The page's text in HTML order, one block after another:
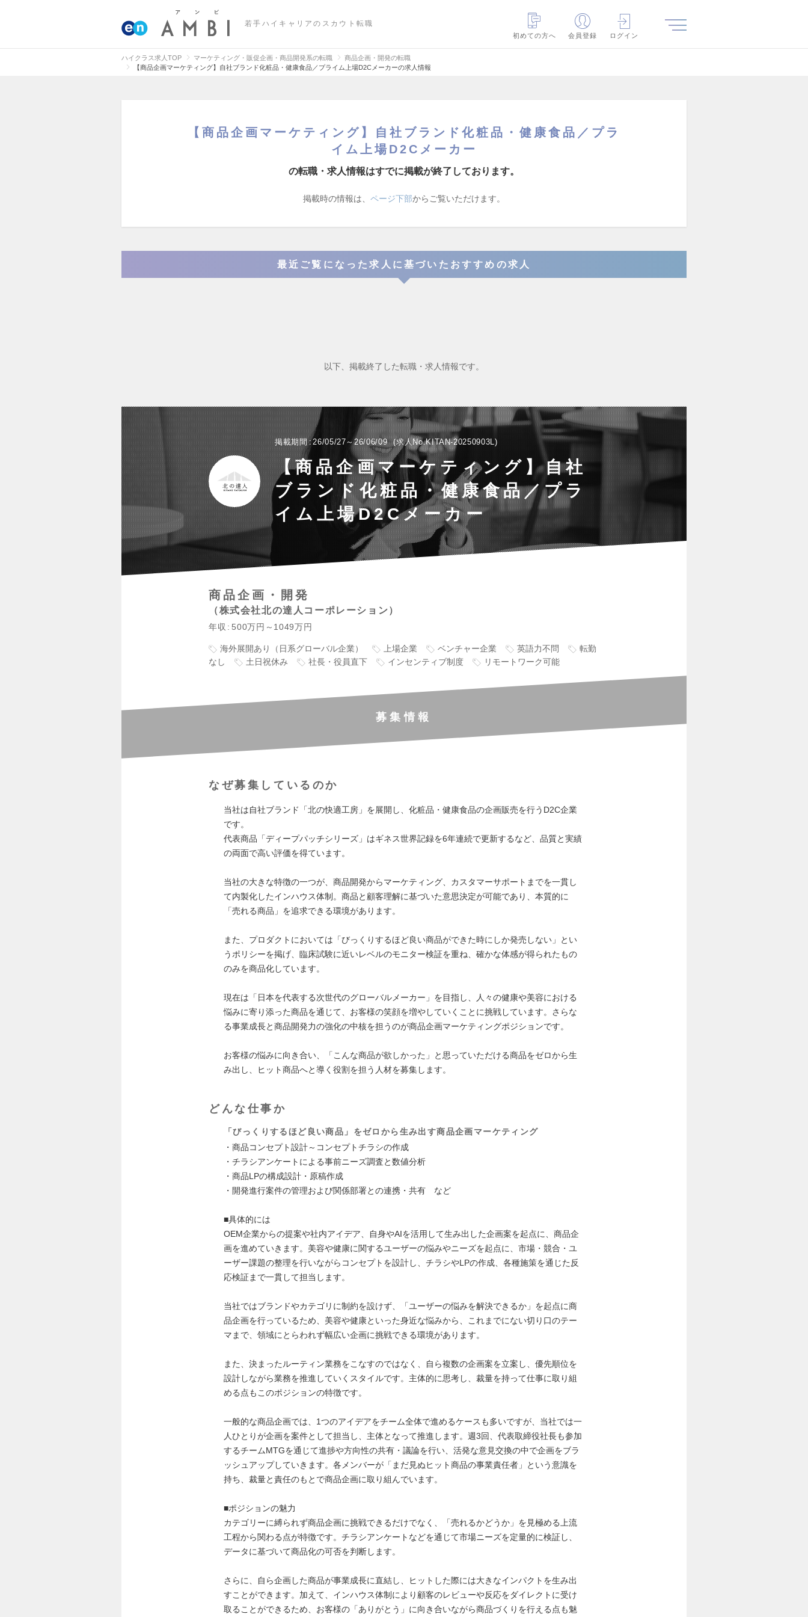
若手ハイキャリアのスカウト転職
初めての方へ
会員登録 ログイン
ハイクラス求人TOP マーケティング・販促企画・商品開発系の転職
商品企画・開発の転職
【商品企画マーケティング】自社ブランド化粧品・健康食品／プライム上場D2Cメーカーの求人情報
【商品企画マーケティング】自社ブランド化粧品・健康食品／プラ
イム上場D2Cメーカー
の転職・求人情報はすでに掲載が終了しております。
掲載時の情報は、 ページ下部からご覧いただけます。
最近ご覧になった求人に基づいたおすすめの求人
以下、掲載終了した転職・求人情報です。
掲載期間 26/05/27～26/06/09 求人No.KITAN-20250903L
【商品企画マーケティング】自社
ブランド化粧品・健康食品／プラ
イム上場D2Cメーカー
商品企画・開発
株式会社北の達人コーポレーション
年収 500万円～1049万円
海外展開あり（日系グローバル企業） 上場企業 ベンチャー企業 英語力不問
転勤
なし
土日祝休み 社長・役員直下 インセンティブ制度 リモートワーク可能
募集情報
なぜ募集しているのか
当社は自社ブランド「北の快適工房」を展開し、化粧品・健康食品の企画販売を行うD2C企業
です。
代表商品「ディープパッチシリーズ」はギネス世界記録を6年連続で更新するなど、品質と実績
の両面で高い評価を得ています。
当社の大きな特徴の一つが、商品開発からマーケティング、カスタマーサポートまでを一貫し
て内製化したインハウス体制。商品と顧客理解に基づいた意思決定が可能であり、本質的に
「売れる商品」を追求できる環境があります。
また、プロダクトにおいては「びっくりするほど良い商品ができた時にしか発売しない」とい
うポリシーを掲げ、臨床試験に近いレベルのモニター検証を重ね、確かな体感が得られたもの
のみを商品化しています。
現在は「日本を代表する次世代のグローバルメーカー」を目指し、人々の健康や美容における
悩みに寄り添った商品を通じて、お客様の笑顔を増やしていくことに挑戦しています。さらな
る事業成長と商品開発力の強化の中核を担うのが商品企画マーケティングポジションです。
お客様の悩みに向き合い、「こんな商品が欲しかった」と思っていただける商品をゼロから生
み出し、ヒット商品へと導く役割を担う人材を募集します。
どんな仕事か
「びっくりするほど良い商品」をゼロから生み出す商品企画マーケティング
・商品コンセプト設計～コンセプトチラシの作成
・チラシアンケートによる事前ニーズ調査と数値分析
・商品LPの構成設計・原稿作成
・開発進行案件の管理および関係部署との連携・共有 など
■具体的には
OEM企業からの提案や社内アイデア、自身やAIを活用して生み出した企画案を起点に、商品企
画を進めていきます。美容や健康に関するユーザーの悩みやニーズを起点に、市場・競合・ユ
ーザー課題の整理を行いながらコンセプトを設計し、チラシやLPの作成、各種施策を通じた反
応検証まで一貫して担当します。
当社ではブランドやカテゴリに制約を設けず、「ユーザーの悩みを解決できるか」を起点に商
品企画を行っているため、美容や健康といった身近な悩みから、これまでにない切り口のテー
マまで、領域にとらわれず幅広い企画に挑戦できる環境があります。
また、決まったルーティン業務をこなすのではなく、自ら複数の企画案を立案し、優先順位を
設計しながら業務を推進していくスタイルです。主体的に思考し、裁量を持って仕事に取り組
める点もこのポジションの特徴です。
一般的な商品企画では、1つのアイデアをチーム全体で進めるケースも多いですが、当社では一
人ひとりが企画を案件として担当し、主体となって推進します。週3回、代表取締役社長も参加
するチームMTGを通じて進捗や方向性の共有・議論を行い、活発な意見交換の中で企画をブラ
ッシュアップしていきます。各メンバーが「まだ見ぬヒット商品の事業責任者」という意識を
持ち、裁量と責任のもとで商品企画に取り組んでいます。
■ポジションの魅力
カテゴリーに縛られず商品企画に挑戦できるだけでなく、「売れるかどうか」を見極める上流
工程から関わる点が特徴です。チラシアンケートなどを通じて市場ニーズを定量的に検証し、
データに基づいて商品化の可否を判断します。
さらに、自ら企画した商品が事業成長に直結し、ヒットした際には大きなインパクトを生み出
すことができます。加えて、インハウス体制により顧客のレビューや反応をダイレクトに受け
取ることができるため、お客様の「ありがとう」に向き合いながら商品づくりを行える点も魅